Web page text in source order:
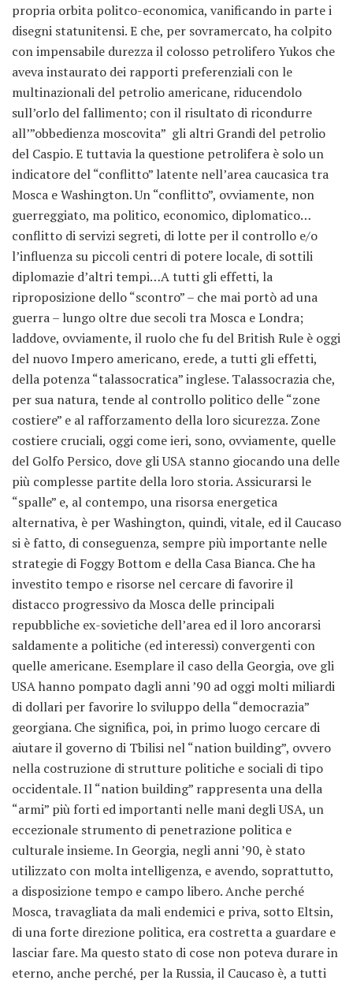
propria orbita politco-economica, vanificando in parte i
disegni statunitensi. E che, per sovramercato, ha colpito
con impensabile durezza il colosso petrolifero Yukos che
aveva instaurato dei rapporti preferenziali con le
multinazionali del petrolio americane, riducendolo
sull’orlo del fallimento; con il risultato di ricondurre
all’”obbedienza moscovita” gli altri Grandi del petrolio
del Caspio. E tuttavia la questione petrolifera è solo un
indicatore del “conflitto” latente nell’area caucasica tra
Mosca e Washington. Un “conflitto”, ovviamente, non
guerreggiato, ma politico, economico, diplomatico…
conflitto di servizi segreti, di lotte per il controllo e/o
l’influenza su piccoli centri di potere locale, di sottili
diplomazie d’altri tempi…A tutti gli effetti, la
riproposizione dello “scontro” – che mai portò ad una
guerra – lungo oltre due secoli tra Mosca e Londra;
laddove, ovviamente, il ruolo che fu del British Rule è oggi
del nuovo Impero americano, erede, a tutti gli effetti,
della potenza “talassocratica” inglese. Talassocrazia che,
per sua natura, tende al controllo politico delle “zone
costiere” e al rafforzamento della loro sicurezza. Zone
costiere cruciali, oggi come ieri, sono, ovviamente, quelle
del Golfo Persico, dove gli USA stanno giocando una delle
più complesse partite della loro storia. Assicurarsi le
“spalle” e, al contempo, una risorsa energetica
alternativa, è per Washington, quindi, vitale, ed il Caucaso
si è fatto, di conseguenza, sempre più importante nelle
strategie di Foggy Bottom e della Casa Bianca. Che ha
investito tempo e risorse nel cercare di favorire il
distacco progressivo da Mosca delle principali
repubbliche ex-sovietiche dell’area ed il loro ancorarsi
saldamente a politiche (ed interessi) convergenti con
quelle americane. Esemplare il caso della Georgia, ove gli
USA hanno pompato dagli anni ’90 ad oggi molti miliardi
di dollari per favorire lo sviluppo della “democrazia”
georgiana. Che significa, poi, in primo luogo cercare di
aiutare il governo di Tbilisi nel “nation building”, ovvero
nella costruzione di strutture politiche e sociali di tipo
occidentale. Il “nation building” rappresenta una della
“armi” più forti ed importanti nelle mani degli USA, un
eccezionale strumento di penetrazione politica e
culturale insieme. In Georgia, negli anni ’90, è stato
utilizzato con molta intelligenza, e avendo, soprattutto,
a disposizione tempo e campo libero. Anche perché
Mosca, travagliata da mali endemici e priva, sotto Eltsin,
di una forte direzione politica, era costretta a guardare e
lasciar fare. Ma questo stato di cose non poteva durare in
eterno, anche perché, per la Russia, il Caucaso è, a tutti